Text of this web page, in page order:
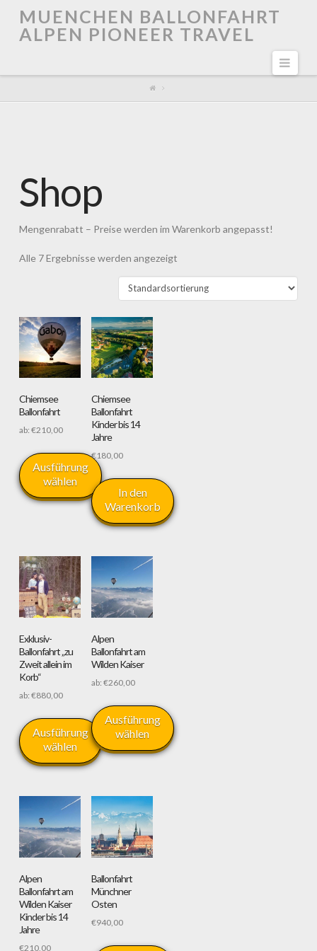
MUENCHEN BALLONFAHRT
ALPEN PIONEER TRAVEL
Shop
Mengenrabatt – Preise werden im Warenkorb angepasst!
Alle 7 Ergebnisse werden angezeigt
Chiemsee
Ballonfahrt
ab: €210,00
Ausführung
wählen
mehrere
Varianten
auf.
Die
können
auf
der
werden
Chiemsee
Ballonfahrt
Kinder bis 14
Jahre
€180,00
In den
Warenkorb
Exklusiv-
Ballonfahrt „zu
Zweit allein im
Korb“
ab: €880,00
Ausführung
wählen
Dieses
weist
mehrere
Varianten
auf.
Optionen
können
auf
der
Alpen
Ballonfahrt am
Wilden Kaiser
ab: €260,00
Ausführung
wählen
Dieses
weist
mehrere
Varianten
auf.
Die
Optionen
können
auf
der
Alpen
Ballonfahrt am
Wilden Kaiser
Kinder bis 14
Jahre
€210,00
Ballonfahrt
Münchner
Osten
€940,00